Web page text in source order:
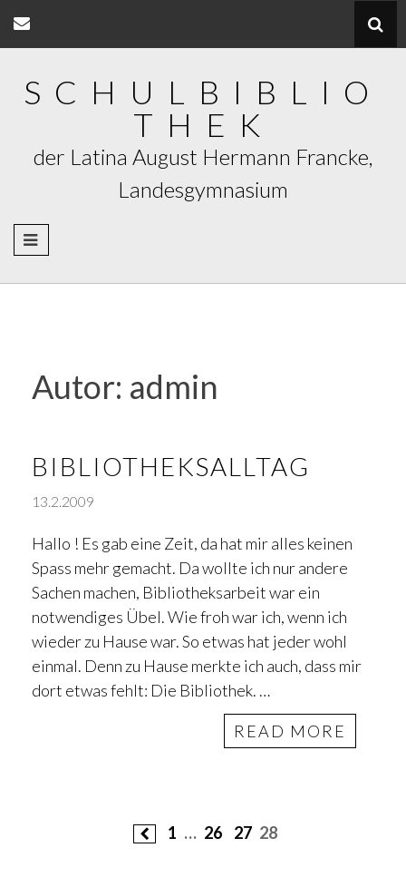
to
SCHULBIBLIO
THEK
der Latina August Hermann Francke,
Landesgymnasium
Autor: admin
BIBLIOTHEKSALLTAG
13.2.2009
Hallo ! Es gab eine Zeit, da hat mir alles keinen
Spass mehr gemacht. Da wollte ich nur andere
Sachen machen, Bibliotheksarbeit war ein
notwendiges Übel. Wie froh war ich, wenn ich
wieder zu Hause war. So etwas hat jeder wohl
einmal. Denn zu Hause merkte ich auch, dass mir
dort etwas fehlt: Die Bibliothek. …
READ MORE
Seitennummerierung
1 … 26 27 28